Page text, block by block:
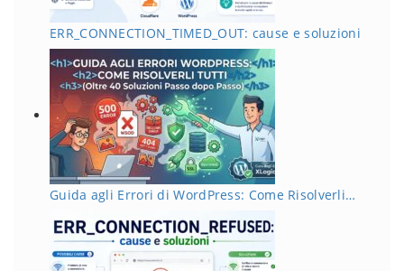
ERR_CONNECTION_TIMED_OUT: cause e soluzioni
Guida agli Errori di WordPress: Come Risolverli…